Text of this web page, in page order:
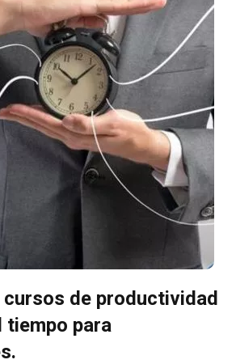
de productividad
tiempo para